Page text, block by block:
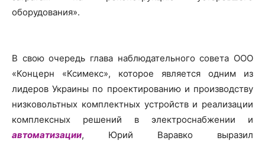
оборудования».
В свою очередь глава наблюдательного совета ООО
«Концерн «Ксимекс», которое является одним из
лидеров Украины по проектированию и производству
низковольтных комплектных устройств и реализации
комплексных решений в электроснабжении и
автоматизации, Юрий Варавко выразил